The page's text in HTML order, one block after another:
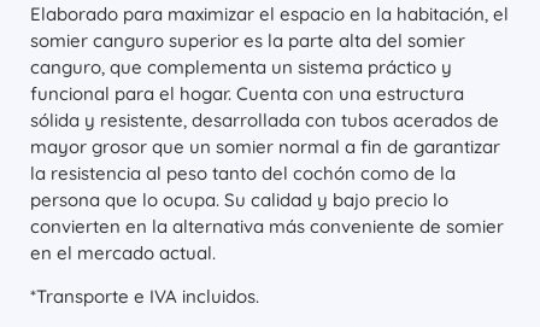
Elaborado para maximizar el espacio en la habitación, el
somier canguro superior es la parte alta del somier
canguro, que complementa un sistema práctico y
funcional para el hogar. Cuenta con una estructura
sólida y resistente, desarrollada con tubos acerados de
mayor grosor que un somier normal a fin de garantizar
la resistencia al peso tanto del cochón como de la
persona que lo ocupa. Su calidad y bajo precio lo
convierten en la alternativa más conveniente de somier
en el mercado actual.
*Transporte e IVA incluidos.